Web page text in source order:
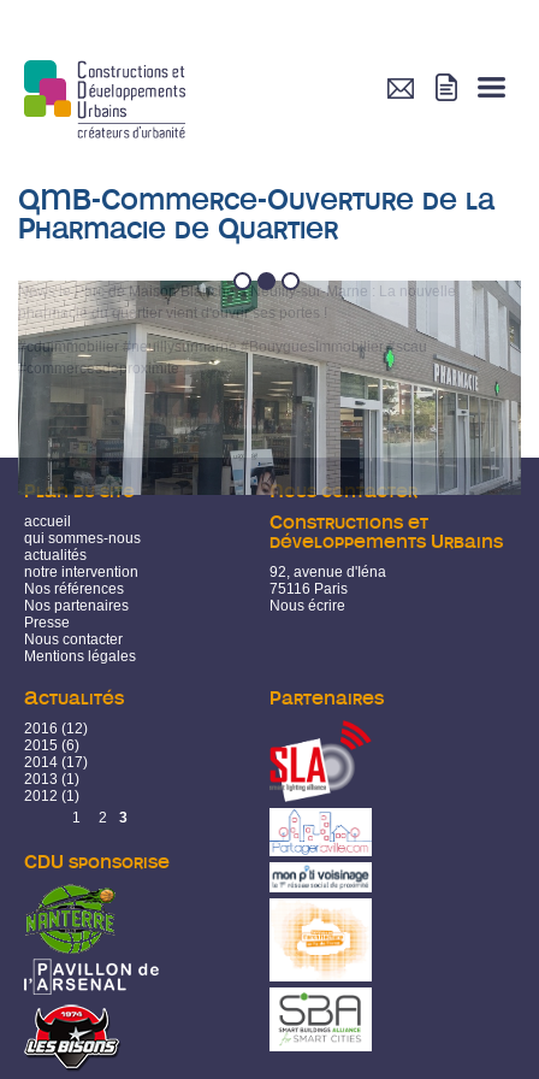
QMB-Commerce-Ouverture de la
Pharmacie de Quartier
1 3
News le Parc de Maison Blanche à Neuilly-sur-Marne : La nouvelle
pharmacie du quartier vient d'ouvrir ses portes !
#cduimmobilier #neuillysurmarne #BouyguesImmobilier #scau
#commercesdeproximite
Plan du site
accueil
qui sommes-nous
actualités
notre intervention
Nos références
Nos partenaires
Presse
Nous contacter
Mentions légales
Nous contacter
Constructions et
développements Urbains
92, avenue d'Iéna
75116 Paris
Nous écrire
Actualités
2016 (12)
2015 (6)
2014 (17)
2013 (1)
2012 (1)
Pages1 2 3
CDU sponsorise
Partenaires